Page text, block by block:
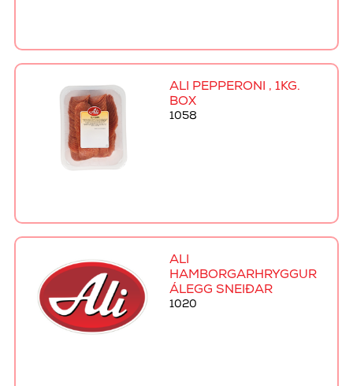
ALI PEPPERONI , 1KG.
BOX
1058
ALI
HAMBORGARHRYGGUR
ÁLEGG SNEIÐAR
1020